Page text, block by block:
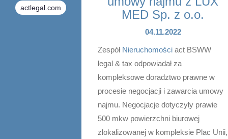
actlegal.com
MED Sp. z o.o.
04.11.2022
Zespół Nieruchomości act BSWW
legal & tax odpowiadał za
kompleksowe doradztwo prawne w
procesie negocjacji i zawarcia umowy
najmu. Negocjacje dotyczyły prawie
500 mkw powierzchni biurowej
zlokalizowanej w kompleksie Plac Unii,